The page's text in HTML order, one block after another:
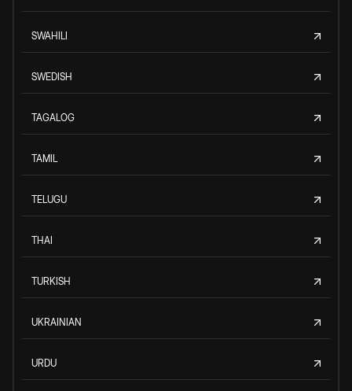
SWAHILI
SWEDISH
TAGALOG
TAMIL
TELUGU
THAI
TURKISH
UKRAINIAN
URDU